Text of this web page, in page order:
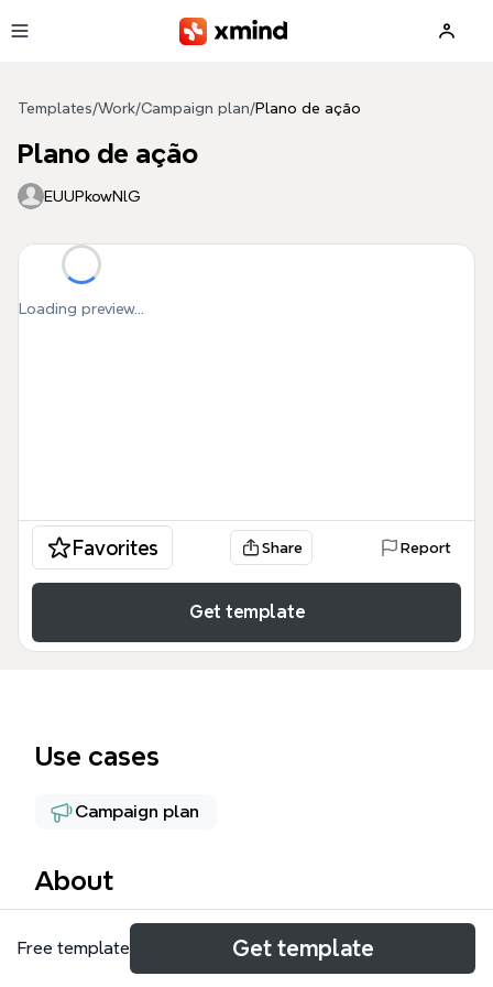
Templates/Work/Campaign plan/Plano de ação
Plano de ação
EUUPkowNlG
Loading preview...
Favorites Share Report
Get template
Use cases
Campaign plan
About
Este Plano de ação mind map é uma ferramenta
estratégica robusta projetada para profissionais de
Free template Get template